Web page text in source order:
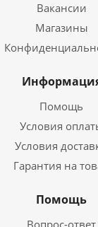
Вакансии
Магазины
Помощь
Условия
Условия
Гарантия на
Помощь
Вопрос-ответ